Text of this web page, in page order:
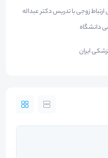
زوجی با تدریس دکتر عبداله
دانشگاه
ایران